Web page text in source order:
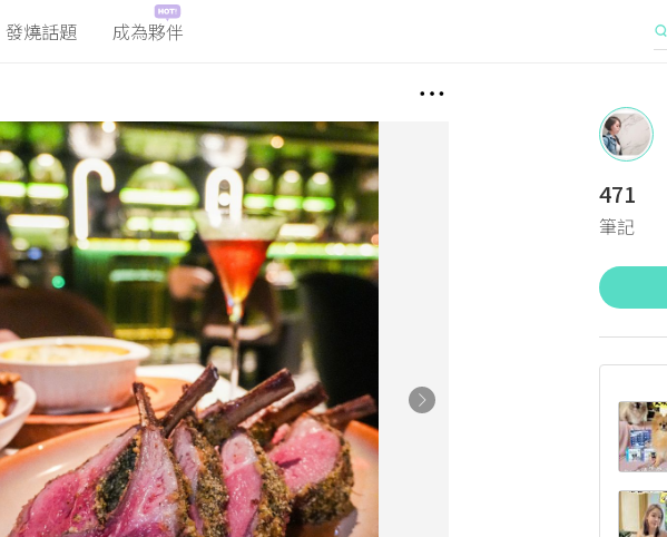
發燒話題 成為夥伴
471
筆記